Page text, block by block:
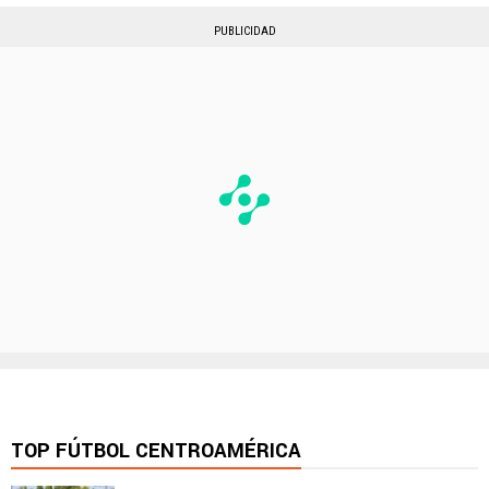
PUBLICIDAD
TOP FÚTBOL CENTROAMÉRICA